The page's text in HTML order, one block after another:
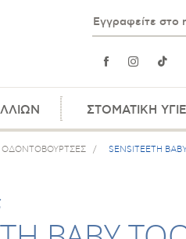
ΣΤΟΜΑΤΙΚΗ
ΟΔΟΝΤΟΒΟΥΡΤΣΕΣ / SENSITEETH